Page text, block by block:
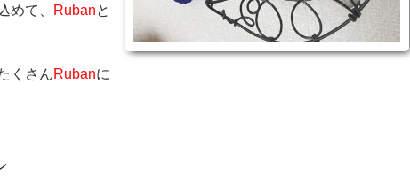
めて、
Rubanと
くさんRubanに